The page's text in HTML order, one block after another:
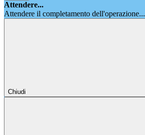
Attendere...
Attendere il completamento dell'operazione...
Chiudi